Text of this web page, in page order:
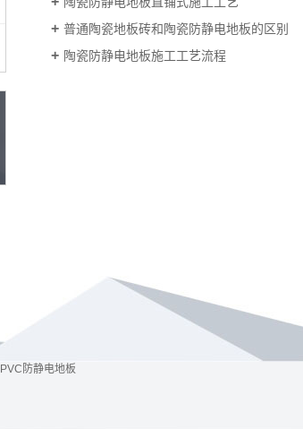
普通陶瓷地板砖和陶瓷防静电地板的区别
陶瓷防静电地板施工工艺流程
PVC防静电地板